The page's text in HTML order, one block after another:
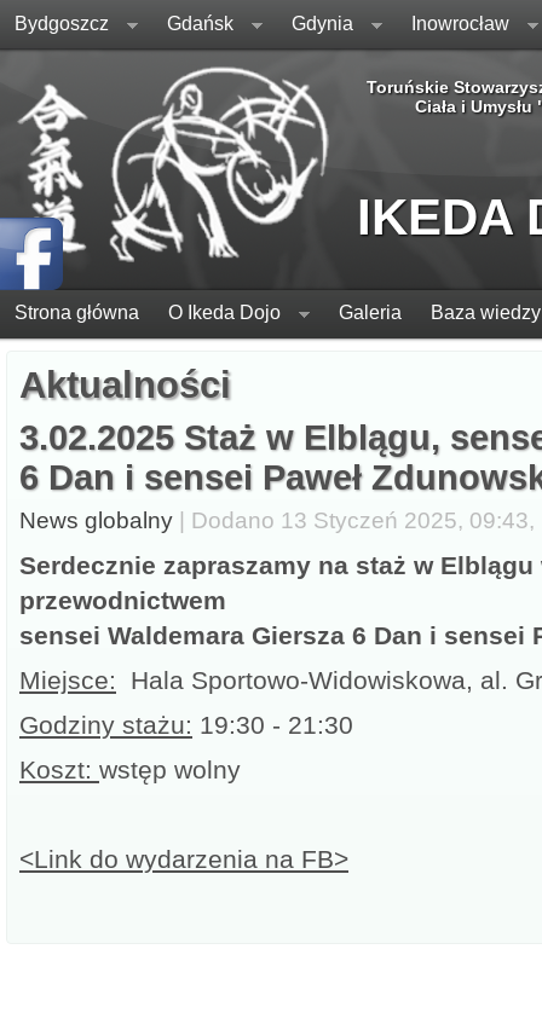
Bydgoszcz Gdańsk Gdynia Inowrocław
Toruńskie
Ciała i Umysłu
IKEDA
Strona główna O Ikeda Dojo Galeria Baza wiedzy
Aktualności
3.02.2025 Staż w Elblągu,
6 Dan i sensei Paweł
News globalny | Dodano 13 Styczeń 2025, 09:43,
Serdecznie zapraszamy na staż w
przewodnictwem
sensei Waldemara Giersza 6 Dan i sensei
Miejsce: Hala Sportowo-Widowiskowa, al.
Godziny stażu: 19:30 - 21:30
Koszt: wstęp wolny
<Link do wydarzenia na FB>